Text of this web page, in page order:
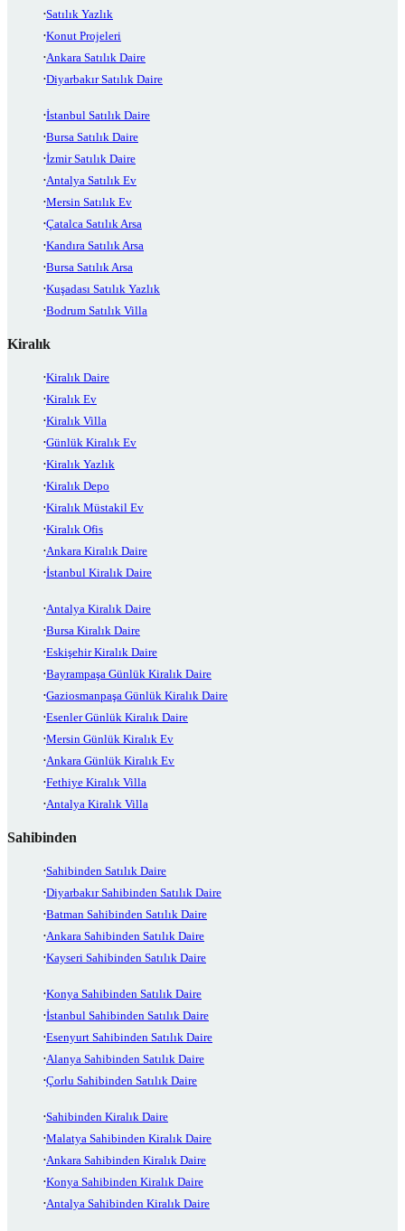
Satılık Yazlık
Konut Projeleri
Ankara Satılık Daire
Diyarbakır Satılık Daire
İstanbul Satılık Daire
Bursa Satılık Daire
İzmir Satılık Daire
Antalya Satılık Ev
Mersin Satılık Ev
Çatalca Satılık Arsa
Kandıra Satılık Arsa
Bursa Satılık Arsa
Kuşadası Satılık Yazlık
Bodrum Satılık Villa
Kiralık
Kiralık Daire
Kiralık Ev
Kiralık Villa
Günlük Kiralık Ev
Kiralık Yazlık
Kiralık Depo
Kiralık Müstakil Ev
Kiralık Ofis
Ankara Kiralık Daire
İstanbul Kiralık Daire
Antalya Kiralık Daire
Bursa Kiralık Daire
Eskişehir Kiralık Daire
Bayrampaşa Günlük Kiralık Daire
Gaziosmanpaşa Günlük Kiralık Daire
Esenler Günlük Kiralık Daire
Mersin Günlük Kiralık Ev
Ankara Günlük Kiralık Ev
Fethiye Kiralık Villa
Antalya Kiralık Villa
Sahibinden
Sahibinden Satılık Daire
Diyarbakır Sahibinden Satılık Daire
Batman Sahibinden Satılık Daire
Ankara Sahibinden Satılık Daire
Kayseri Sahibinden Satılık Daire
Konya Sahibinden Satılık Daire
İstanbul Sahibinden Satılık Daire
Esenyurt Sahibinden Satılık Daire
Alanya Sahibinden Satılık Daire
Çorlu Sahibinden Satılık Daire
Sahibinden Kiralık Daire
Malatya Sahibinden Kiralık Daire
Ankara Sahibinden Kiralık Daire
Konya Sahibinden Kiralık Daire
Antalya Sahibinden Kiralık Daire